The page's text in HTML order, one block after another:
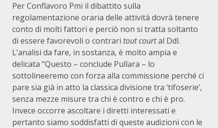
Per Conflavoro Pmi il dibattito sulla
regolamentazione oraria delle attività dovrà tenere
conto di molti fattori e perciò non si tratta soltanto
di essere favorevoli o contrari tout courtal Ddl.
L’analisi da fare, in sostanza, è molto ampia e
delicata “Questo – conclude Pullara – lo
sottolineeremo con forza alla commissione perché ci
pare sia già in atto la classica divisione tra ‘tifoserie’,
senza mezze misure tra chi è contro e chi è pro.
Invece occorre ascoltare i diretti interessati e
pertanto siamo soddisfatti di queste audizioni con le